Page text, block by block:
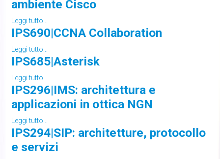
ambiente Cisco
Leggi tutto...
IPS690|CCNA Collaboration
Leggi tutto...
IPS685|Asterisk
Leggi tutto...
IPS296|IMS: architettura e
applicazioni in ottica NGN
Leggi tutto...
IPS294|SIP: architetture, protocollo
e servizi